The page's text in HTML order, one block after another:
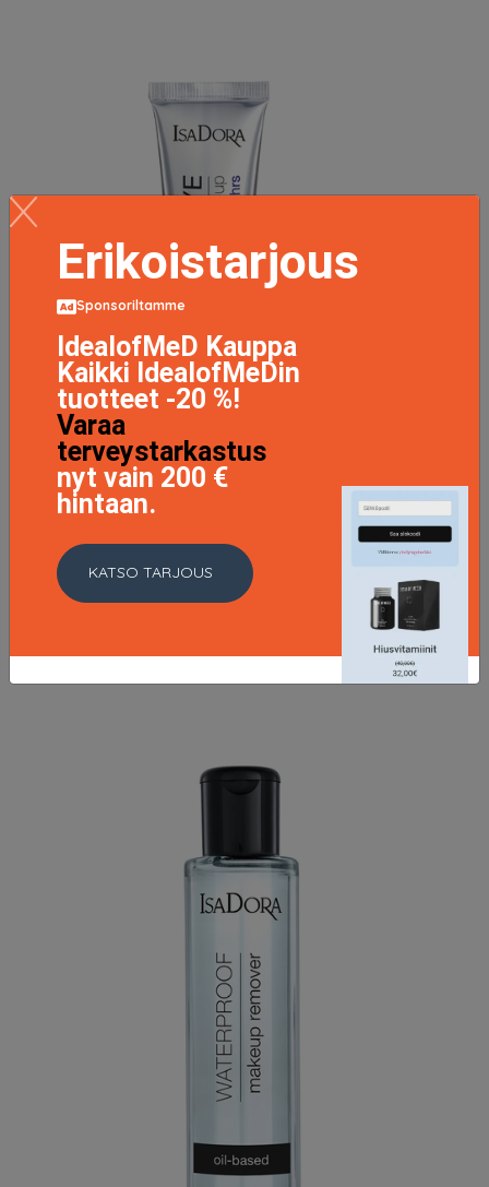
Active All Day Wear Make-Up Foundation 28 Espresso
17 EUR
LISÄTIETOJA
Erikoistarjous
Sponsoriltamme
IdealofMeD Kauppa
Kaikki IdealofMeDin
tuotteet -20 %!
Varaa
terveystarkastus
nyt vain 200 €
hintaan.
KATSO TARJOUS